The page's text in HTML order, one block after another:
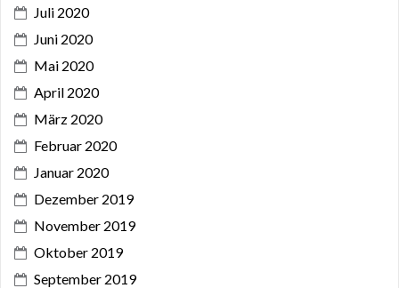
Juli 2020
Juni 2020
Mai 2020
April 2020
März 2020
Februar 2020
Januar 2020
Dezember 2019
November 2019
Oktober 2019
September 2019